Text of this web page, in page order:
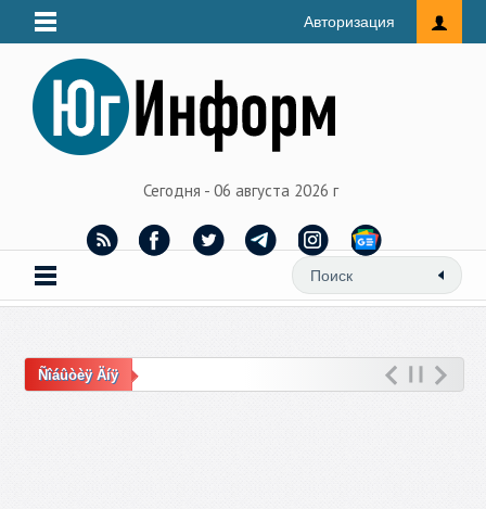
Авторизация
Сегодня - 06 августа 2026 г
Ñîáûòèÿ Äíÿ